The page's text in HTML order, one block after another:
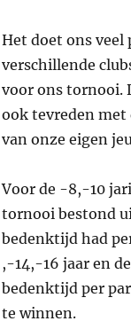
Het doet ons veel
verschillende
voor ons tornooi.
ook tevreden met
van onze eigen
Voor de -8,-10
tornooi bestond
bedenktijd had
,-14,-16 jaar en
bedenktijd per
te winnen.